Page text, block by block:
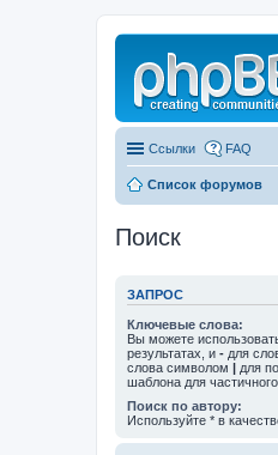
Ссылки FAQ
Список форумов
Поиск
ЗАПРОС
Ключевые слова:
Вы можете
результатах, и - для
слова символом | для
шаблона для
Поиск по автору:
Используйте * в